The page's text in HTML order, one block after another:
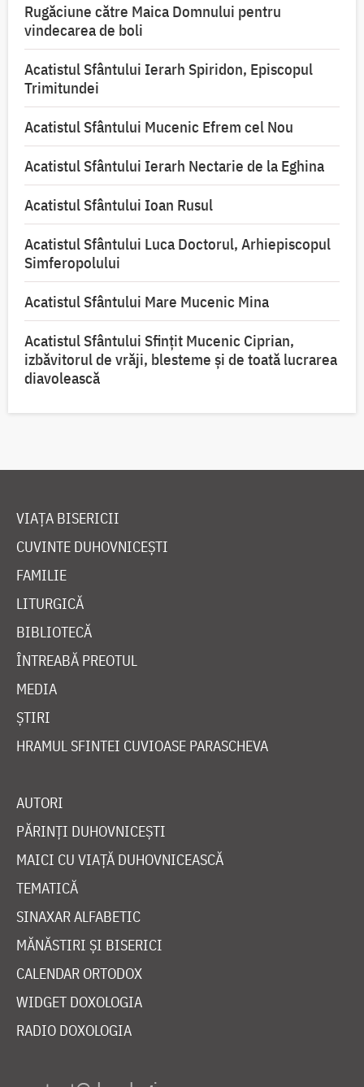
Rugăciune către Maica Domnului pentru
vindecarea de boli
Acatistul Sfântului Ierarh Spiridon, Episcopul
Trimitundei
Acatistul Sfântului Mucenic Efrem cel Nou
Acatistul Sfântului Ierarh Nectarie de la Eghina
Acatistul Sfântului Ioan Rusul
Acatistul Sfântului Luca Doctorul, Arhiepiscopul
Simferopolului
Acatistul Sfântului Mare Mucenic Mina
Acatistul Sfântului Sfințit Mucenic Ciprian,
izbăvitorul de vrăji, blesteme și de toată lucrarea
diavolească
VIAȚA BISERICII
CUVINTE DUHOVNICEȘTI
FAMILIE
LITURGICĂ
BIBLIOTECĂ
ÎNTREABĂ PREOTUL
MEDIA
ȘTIRI
HRAMUL SFINTEI CUVIOASE PARASCHEVA
AUTORI
PĂRINȚI DUHOVNICEȘTI
MAICI CU VIAȚĂ DUHOVNICEASCĂ
TEMATICĂ
SINAXAR ALFABETIC
MĂNĂSTIRI ȘI BISERICI
CALENDAR ORTODOX
WIDGET DOXOLOGIA
RADIO DOXOLOGIA